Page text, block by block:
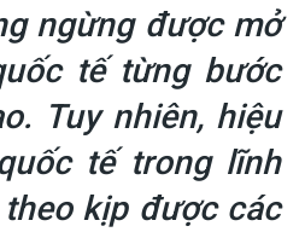
ngừng được mở
tế từng bước
Tuy nhiên, hiệu
tế trong lĩnh
kịp được các